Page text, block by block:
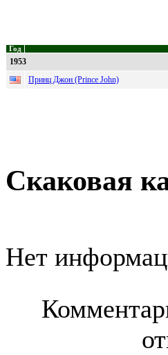
Год
1953
Принц Джон (Prince John)
Скаковая
Нет